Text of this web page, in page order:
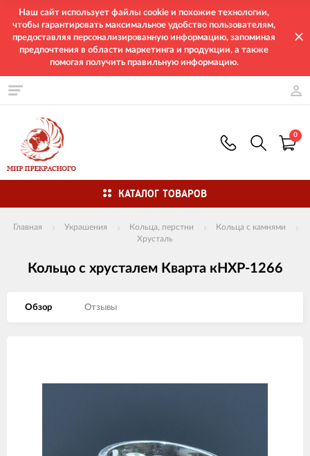
Наш сайт использует файлы cookie и похожие технологии,
чтобы гарантировать максимальное удобство пользователям,
предоставляя персонализированную информацию, запоминая
предпочтения в области маркетинга и продукции, а также
помогая получить правильную информацию.
0
КАТАЛОГ ТОВАРОВ
Главная Украшения Кольца, перстни
Кольца с камнями
Хрусталь
Кольцо с хрусталем Кварта кНХР-1266
Обзор Отзывы